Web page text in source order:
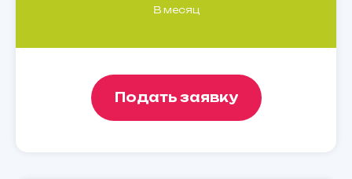
В месяц
Подать заявку